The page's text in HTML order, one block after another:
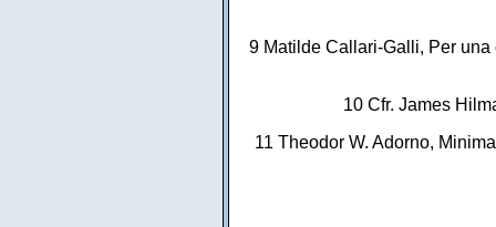
9 Matilde Callari-Galli, Per una
10 Cfr. James
11 Theodor W. Adorno,